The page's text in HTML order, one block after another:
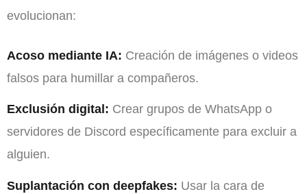
evolucionan:
Acoso mediante IA: Creación de imágenes o videos
falsos para humillar a compañeros.
Exclusión digital: Crear grupos de WhatsApp o
servidores de Discord específicamente para excluir a
alguien.
Suplantación con deepfakes: Usar la cara de